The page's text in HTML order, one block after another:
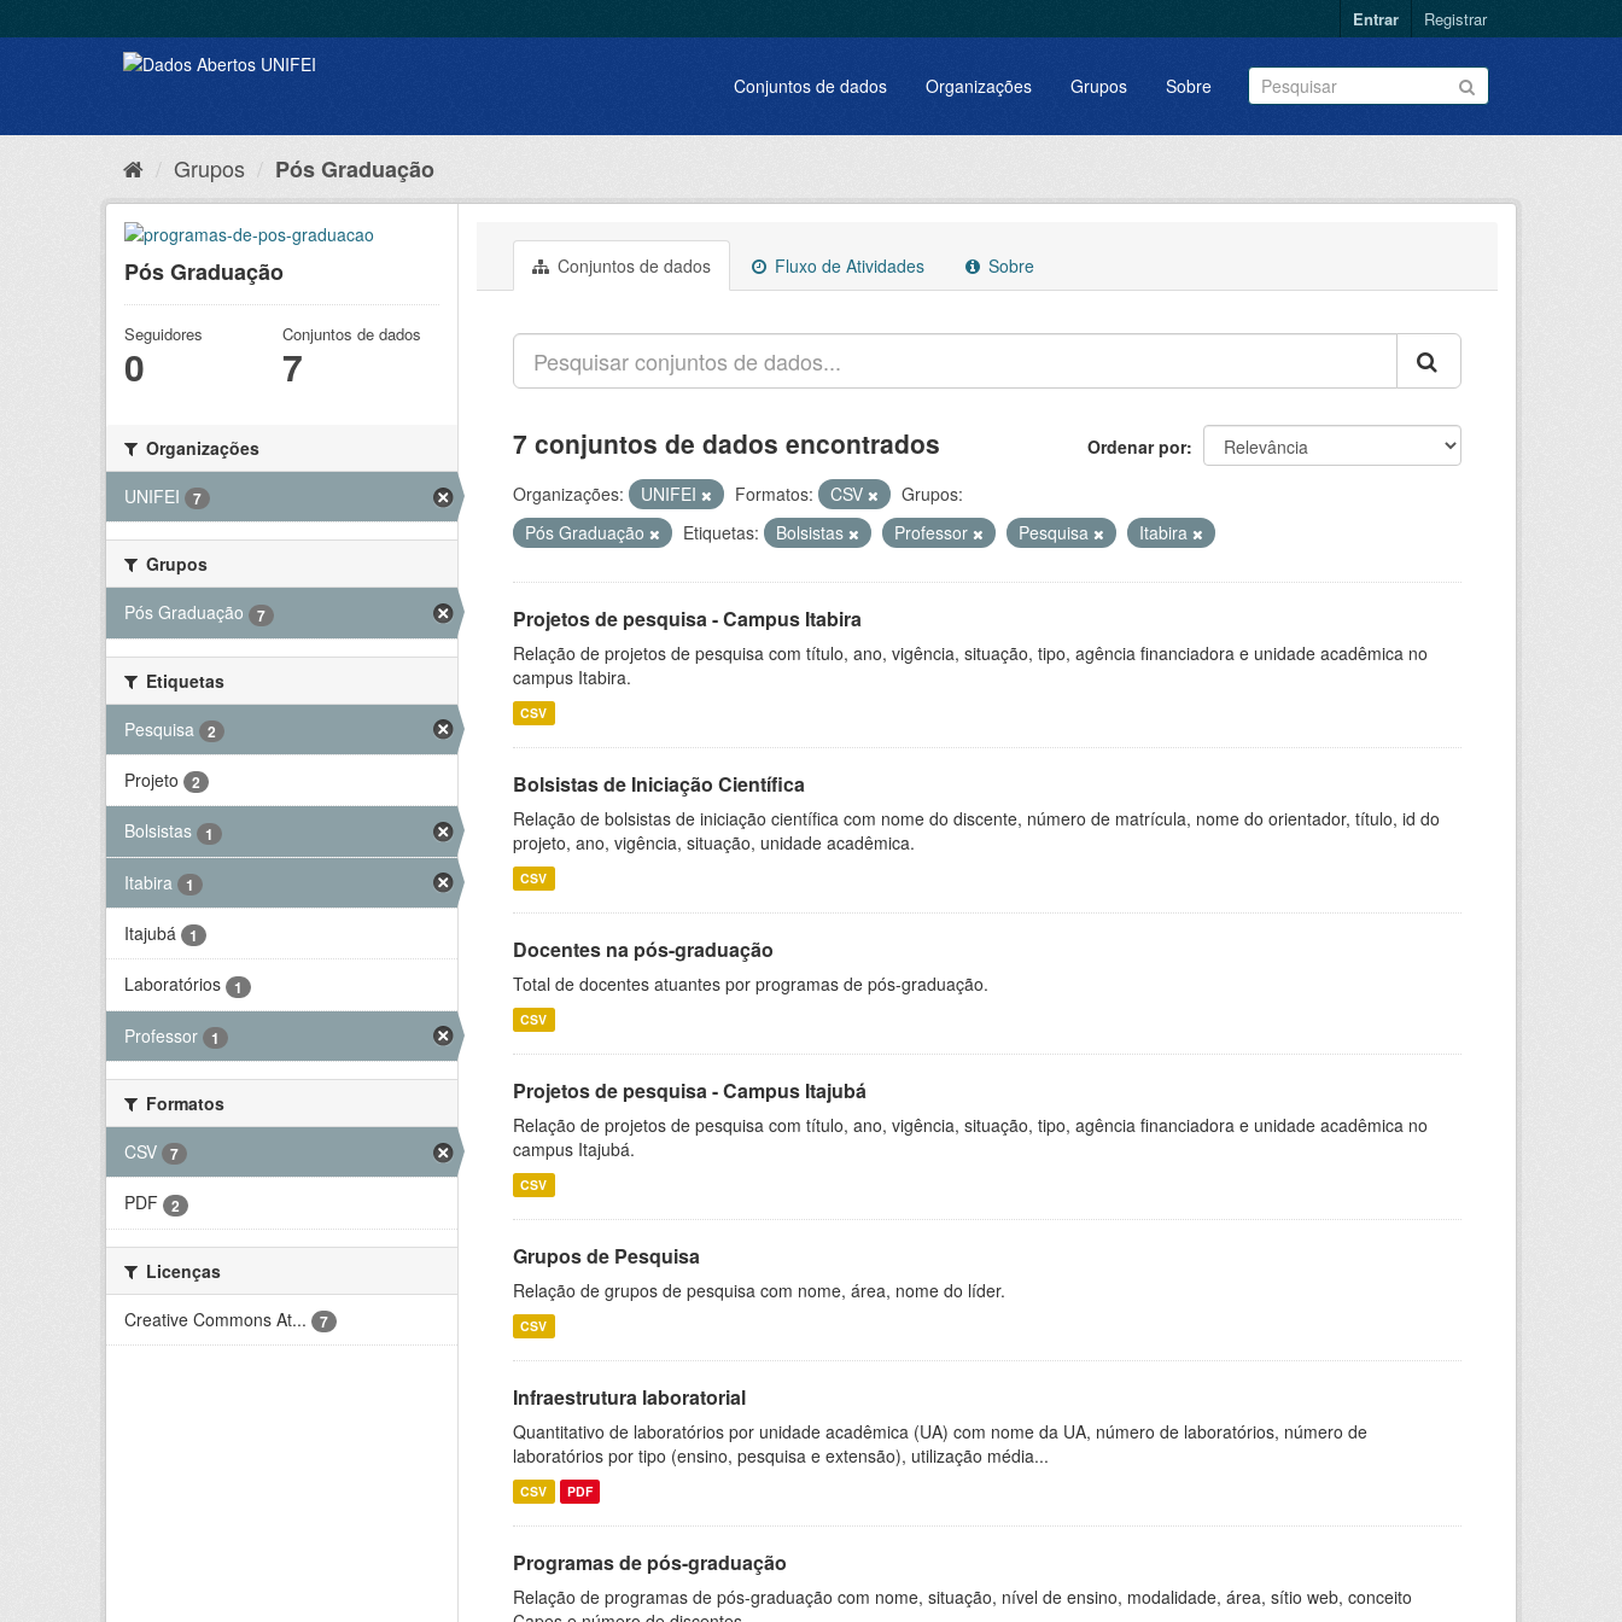
Entrar Registrar
Conjuntos de dados Organizações Grupos Sobre
Grupos Pós Graduação
Pós Graduação
Seguidores
0
Conjuntos de dados
7
Organizações
UNIFEI
7
Grupos
Pós Graduação
7
Etiquetas
Pesquisa
2
Projeto 2
Bolsistas 1
Itabira 1
Itajubá 1
Laboratórios 1
Professor 1
Formatos
CSV
7
PDF 2
Licenças
Creative Commons At...
7
Conjuntos de dados Fluxo de Atividades Sobre
Ordenar por
7 conjuntos de dados encontrados
Organizações: UNIFEI Formatos: CSV
Grupos:
Pós Graduação
Etiquetas: Bolsistas Professor Pesquisa Itabira
Projetos de pesquisa - Campus Itabira
Relação de projetos de pesquisa com título, ano, vigência, situação, tipo, agência financiadora e unidade acadêmica no
campus Itabira.
CSV
Bolsistas de Iniciação Científica
Relação de bolsistas de iniciação científica com nome do discente, número de matrícula, nome do orientador, título, id do
projeto, ano, vigência, situação, unidade acadêmica.
CSV
Docentes na pós-graduação
Total de docentes atuantes por programas de pós-graduação.
CSV
Projetos de pesquisa - Campus Itajubá
Relação de projetos de pesquisa com título, ano, vigência, situação, tipo, agência financiadora e unidade acadêmica no
campus Itajubá.
CSV
Grupos de Pesquisa
Relação de grupos de pesquisa com nome, área, nome do líder.
CSV
Infraestrutura laboratorial
Quantitativo de laboratórios por unidade acadêmica (UA) com nome da UA, número de laboratórios, número de
laboratórios por tipo (ensino, pesquisa e extensão), utilização média...
CSV PDF
Programas de pós-graduação
Relação de programas de pós-graduação com nome, situação, nível de ensino, modalidade, área, sítio web, conceito